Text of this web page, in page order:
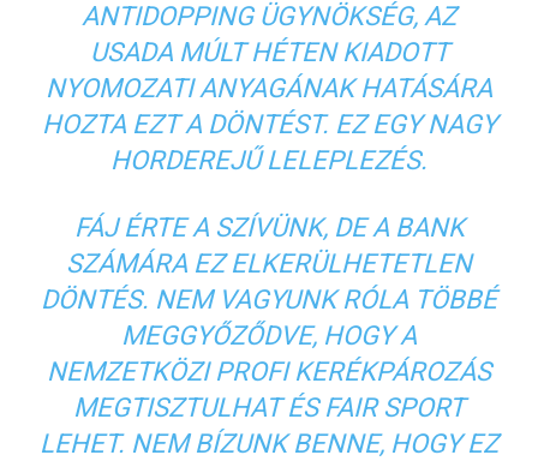
ANTIDOPPING ÜGYNÖKSÉG, AZ
USADA MÚLT HÉTEN KIADOTT
NYOMOZATI ANYAGÁNAK HATÁSÁRA
HOZTA EZT A DÖNTÉST. EZ EGY NAGY
HORDEREJŰ LELEPLEZÉS.
FÁJ ÉRTE A SZÍVÜNK, DE A BANK
SZÁMÁRA EZ ELKERÜLHETETLEN
DÖNTÉS. NEM VAGYUNK RÓLA TÖBBÉ
MEGGYŐZŐDVE, HOGY A
NEMZETKÖZI PROFI KERÉKPÁROZÁS
MEGTISZTULHAT ÉS FAIR SPORT
LEHET. NEM BÍZUNK BENNE, HOGY EZ